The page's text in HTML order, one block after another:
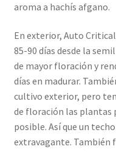
aroma a hachís afgano.
En exterior, Auto
85-90 días desde la
de mayor floración y
días en madurar.
cultivo exterior, pero
de floración las plantas
posible. Así que un
extravagante. También